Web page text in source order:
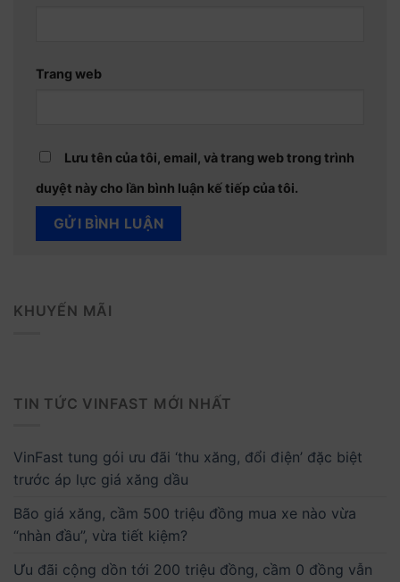
Trang web
Lưu tên của tôi, email, và trang web trong trình
duyệt này cho lần bình luận kế tiếp của tôi.
KHUYẾN MÃI
TIN TỨC VINFAST MỚI NHẤT
VinFast tung gói ưu đãi ‘thu xăng, đổi điện’ đặc biệt
trước áp lực giá xăng dầu
Bão giá xăng, cầm 500 triệu đồng mua xe nào vừa
“nhàn đầu”, vừa tiết kiệm?
Ưu đãi cộng dồn tới 200 triệu đồng, cầm 0 đồng vẫn